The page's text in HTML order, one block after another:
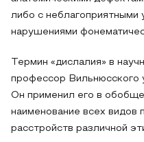
либо с неблагоприятными
нарушениями
Термин «дислалия» в
профессор Вильнюсского
Он применил его в
наименование всех видов
расстройств различной